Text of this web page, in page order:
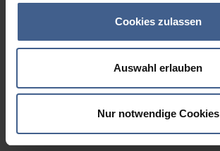
Cookies zulassen
Auswahl erlauben
Nur notwendige Cookies